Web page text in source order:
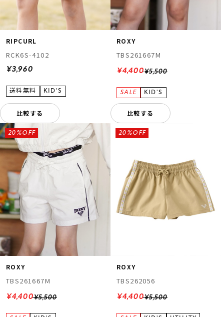
RIPCURL
RCK6S-4102
¥3,960
比較する
ROXY
TBS261667M
¥5,500
¥4,400
比較する
ROXY
TBS261667M
¥5,500
20%OFF
¥4,400
ROXY
TBS262056
¥5,500
20%OFF
¥4,400